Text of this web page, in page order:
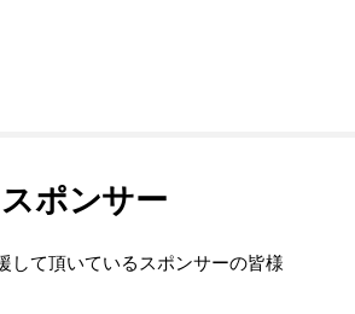
スポンサー
して頂いているスポンサーの皆様